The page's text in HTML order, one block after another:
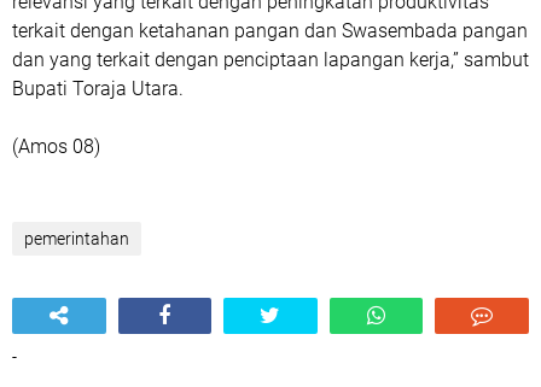
terkait dengan ketahanan pangan dan Swasembada pangan
dan yang terkait dengan penciptaan lapangan kerja,” sambut
Bupati Toraja Utara.
(Amos 08)
pemerintahan
-